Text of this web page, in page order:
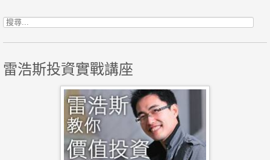
搜尋關鍵字:
雷浩斯投資實戰講座